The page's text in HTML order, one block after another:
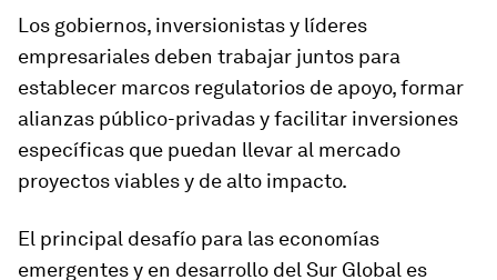
Los gobiernos, inversionistas y líderes
empresariales deben trabajar juntos para
establecer marcos regulatorios de apoyo, formar
alianzas público-privadas y facilitar inversiones
específicas que puedan llevar al mercado
proyectos viables y de alto impacto.
El principal desafío para las economías
emergentes y en desarrollo del Sur Global es